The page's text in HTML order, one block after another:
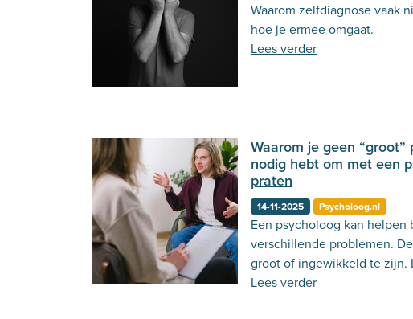
Waarom zelfdiagnose vaak
hoe je ermee omgaat.
Lees verder
Waarom je geen “groot”
nodig hebt om met een
praten
14-11-2025 Psycholoog.nl
Een psycholoog kan helpen
verschillende problemen.
groot of ingewikkeld te zijn.
over!
Lees verder